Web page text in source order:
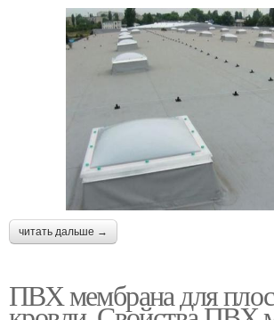
читать дальше →
ПВХ мембрана для